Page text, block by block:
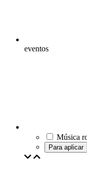
eventos
Música
Para aplicar